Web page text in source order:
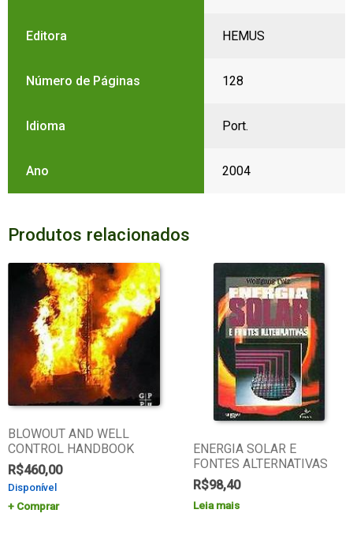
Editora HEMUS
Número de Páginas 128
Idioma Port.
Ano 2004
Produtos relacionados
BLOWOUT AND WELL
CONTROL HANDBOOK
R$460,00
Disponível
Comprar
ENERGIA SOLAR E
FONTES ALTERNATIVAS
R$98,40
Leia mais